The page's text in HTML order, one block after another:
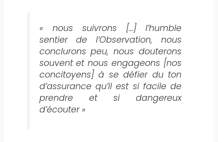
« nous suivrons […] l’humble
sentier de l’Observation, nous
conclurons peu, nous douterons
souvent et nous engageons [nos
concitoyens] à se défier du ton
d’assurance qu’il est si facile de
prendre et si dangereux
d’écouter »